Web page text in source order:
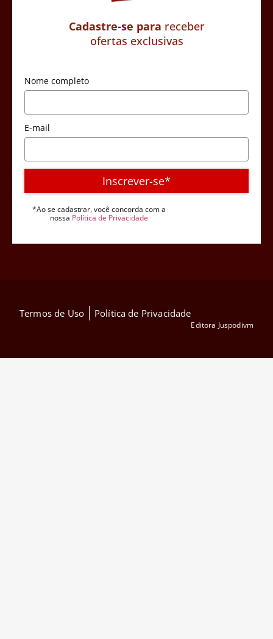
Cadastre-se para receber
ofertas exclusivas
Nome completo
E-mail
Inscrever-se*
*Ao se cadastrar, você concorda com a
nossa Política de Privacidade
Termos de Uso Política de Privacidade
Editora Juspodivm